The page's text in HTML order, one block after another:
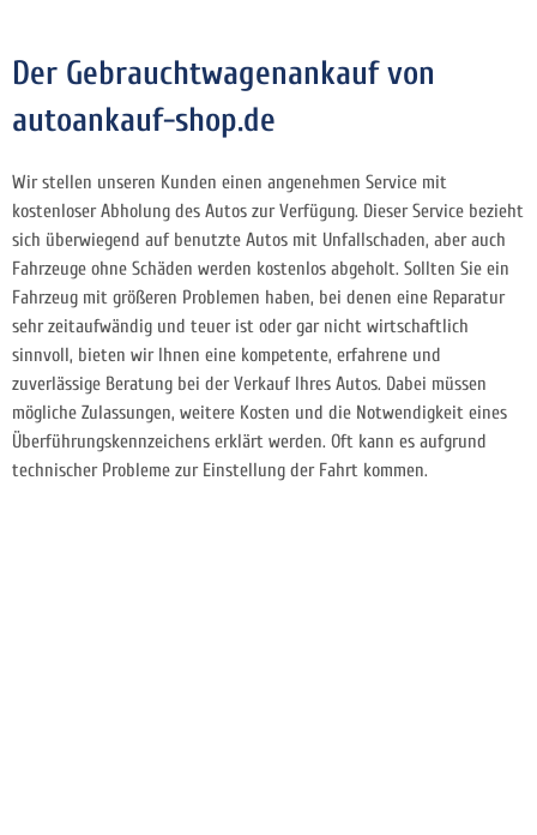
Der Gebrauchtwagenankauf von
autoankauf-shop.de
Wir stellen unseren Kunden einen angenehmen Service mit
kostenloser Abholung des Autos zur Verfügung. Dieser Service bezieht
sich überwiegend auf benutzte Autos mit Unfallschaden, aber auch
Fahrzeuge ohne Schäden werden kostenlos abgeholt. Sollten Sie ein
Fahrzeug mit größeren Problemen haben, bei denen eine Reparatur
sehr zeitaufwändig und teuer ist oder gar nicht wirtschaftlich
sinnvoll, bieten wir Ihnen eine kompetente, erfahrene und
zuverlässige Beratung bei der Verkauf Ihres Autos. Dabei müssen
mögliche Zulassungen, weitere Kosten und die Notwendigkeit eines
Überführungskennzeichens erklärt werden. Oft kann es aufgrund
technischer Probleme zur Einstellung der Fahrt kommen.